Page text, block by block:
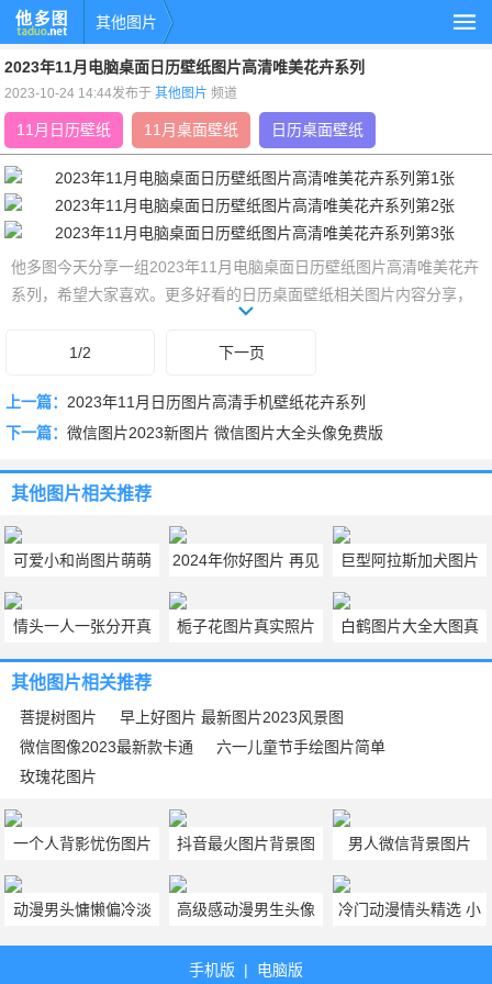
其他图片
2023年11月电脑桌面日历壁纸图片高清唯美花卉系列
2023-10-24 14:44发布于其他图片 频道
11月日历壁纸 11月桌面壁纸 日历桌面壁纸
他多图今天分享一组2023年11月电脑桌面日历壁纸图片高清唯美花卉
系列，希望大家喜欢。更多好看的日历桌面壁纸相关图片内容分享，
1/2
下一页
上一篇： 2023年11月日历图片高清手机壁纸花卉系列
下一篇： 微信图片2023新图片 微信图片大全头像免费版
其他图片相关推荐
可爱小和尚图片萌萌
哒 可爱小和尚图片大
全
2024年你好图片 再见
2023你好2024图片带
字
巨型阿拉斯加犬图片
可爱呆萌 阿拉斯加图
片大全大图
情头一人一张分开真
人不明显 情头超甜真
人不露脸
栀子花图片真实照片
栀子花图片唯美大图
白鹤图片大全大图真
实高清 6张漂亮白鹤
其他图片相关推荐
菩提树图片
早上好图片 最新图片2023风景图
微信图像2023最新款卡通
六一儿童节手绘图片简单
玫瑰花图片
一个人背影忧伤图片
男人背影忧伤图片头
像真人
抖音最火图片背景图
抖音最火图片带字背
景图
男人微信背景图片
2023最新 男人微信头
像图片2023最新版
动漫男头慵懒偏冷淡
风 动漫男头高冷帅气
高级感动漫男生头像
高级感动漫男头黑白
冷门动漫情头精选 小
众动漫情侣头像推荐
手机版 | 电脑版